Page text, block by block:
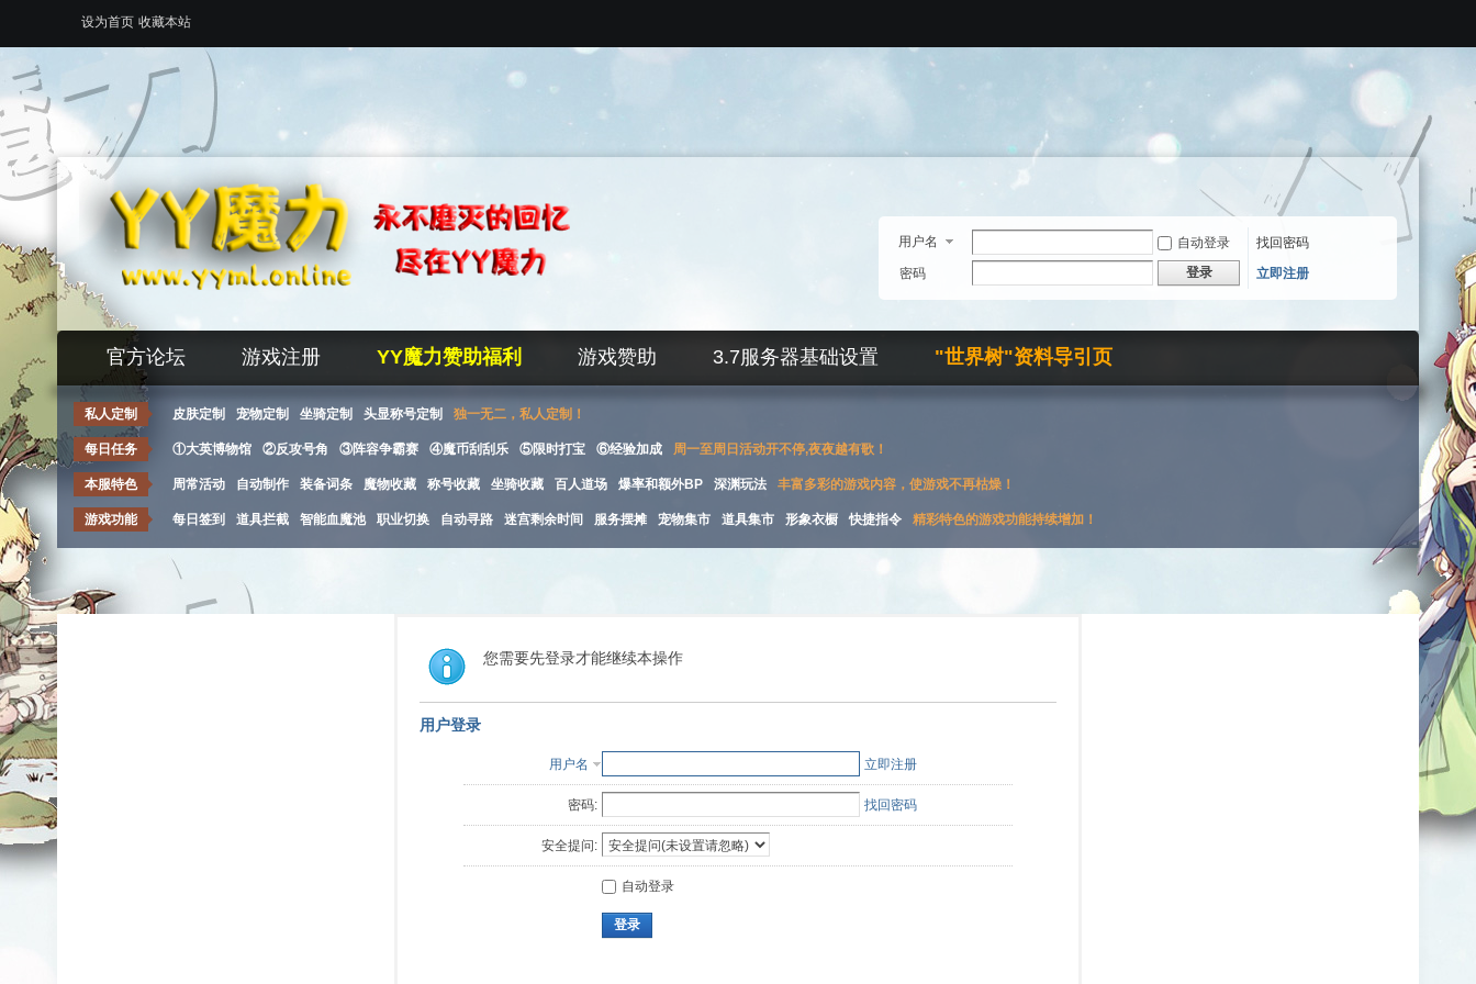
设为首页 收藏本站
用户名 自动登录
找回密码
密码
登录 立即注册
官方论坛 游戏注册 YY魔力赞助福利 游戏赞助 3.7服务器基础设置 "世界树"资料导引页
私人定制 皮肤定制 宠物定制 坐骑定制 头显称号定制 独一无二，私人定制！
每日任务 ①大英博物馆 ②反攻号角 ③阵容争霸赛 ④魔币刮刮乐 ⑤限时打宝 ⑥经验加成 周一至周日活动开不停,夜夜越有歌！
本服特色 周常活动 自动制作 装备词条 魔物收藏 称号收藏 坐骑收藏 百人道场 爆率和额外BP 深渊玩法 丰富多彩的游戏内容，使游戏不再枯燥！
游戏功能 每日签到 道具拦截 智能血魔池 职业切换 自动寻路 迷宫剩余时间 服务摆摊 宠物集市 道具集市 形象衣橱 快捷指令 精彩特色的游戏功能持续增加！
您需要先登录才能继续本操作
用户登录
用户名 立即注册
密码: 找回密码
安全提问:
自动登录
登录